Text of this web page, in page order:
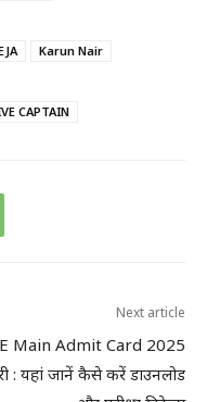
Karun Nair
CAPTAIN
Next article
Main Admit Card 2025
: यहां जानें कैसे करें डाउनलोड